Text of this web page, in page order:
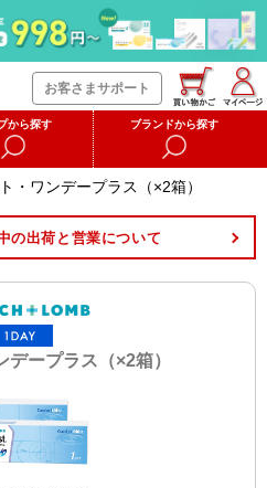
お客さまサポート
から探す ブランドから探す
・ワンデープラス（×2箱）
の出荷と営業について
デープラス（×2箱）